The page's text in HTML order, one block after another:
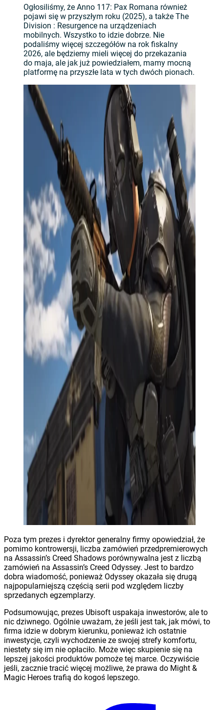
Ogłosiliśmy, że Anno 117: Pax Romana również
pojawi się w przyszłym roku (2025), a także The
Division : Resurgence na urządzeniach
mobilnych. Wszystko to idzie dobrze. Nie
podaliśmy więcej szczegółów na rok fiskalny
2026, ale będziemy mieli więcej do przekazania
do maja, ale jak już powiedziałem, mamy mocną
platformę na przyszłe lata w tych dwóch pionach.
Poza tym prezes i dyrektor generalny firmy opowiedział, że
pomimo kontrowersji, liczba zamówień przedpremierowych
na Assassin’s Creed Shadows porównywalna jest z liczbą
zamówień na Assassin’s Creed Odyssey. Jest to bardzo
dobra wiadomość, ponieważ Odyssey okazała się drugą
najpopularniejszą częścią serii pod względem liczby
sprzedanych egzemplarzy.
Podsumowując, prezes Ubisoft uspakaja inwestorów, ale to
nic dziwnego. Ogólnie uważam, że jeśli jest tak, jak mówi, to
firma idzie w dobrym kierunku, ponieważ ich ostatnie
inwestycje, czyli wychodzenie ze swojej strefy komfortu,
niestety się im nie opłaciło. Może więc skupienie się na
lepszej jakości produktów pomoże tej marce. Oczywiście
jeśli, zacznie tracić więcej możliwe, że prawa do Might &
Magic Heroes trafią do kogoś lepszego.